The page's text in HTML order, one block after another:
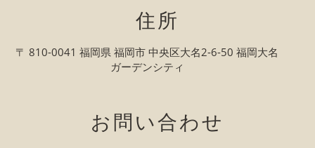
住所
〒 810-0041 福岡県 福岡市 中央区大名2-6-50 福岡大名
ガーデンシティ
お問い合わせ